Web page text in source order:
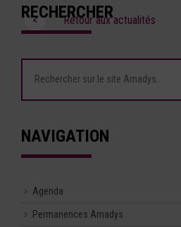
< Retour aux actualités
RECHERCHER
NAVIGATION
Agenda
Permanences Amadys